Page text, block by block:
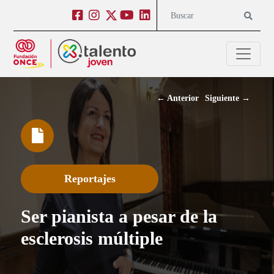
FacebookInstagram
TwitterYoutube
Buscar
← Anterior Siguiente →
Ser pianista a pesar de la
esclerosis múltiple
Reportajes